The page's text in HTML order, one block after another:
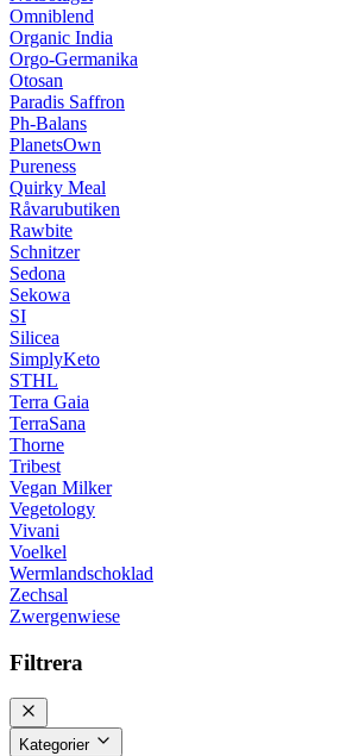
Omniblend
Organic India
Orgo-Germanika
Otosan
Paradis Saffron
Ph-Balans
PlanetsOwn
Pureness
Quirky Meal
Råvarubutiken
Rawbite
Schnitzer
Sedona
Sekowa
SI
Silicea
SimplyKeto
STHL
Terra Gaia
TerraSana
Thorne
Tribest
Vegan Milker
Vegetology
Vivani
Voelkel
Wermlandschoklad
Zechsal
Zwergenwiese
Filtrera
Kategorier